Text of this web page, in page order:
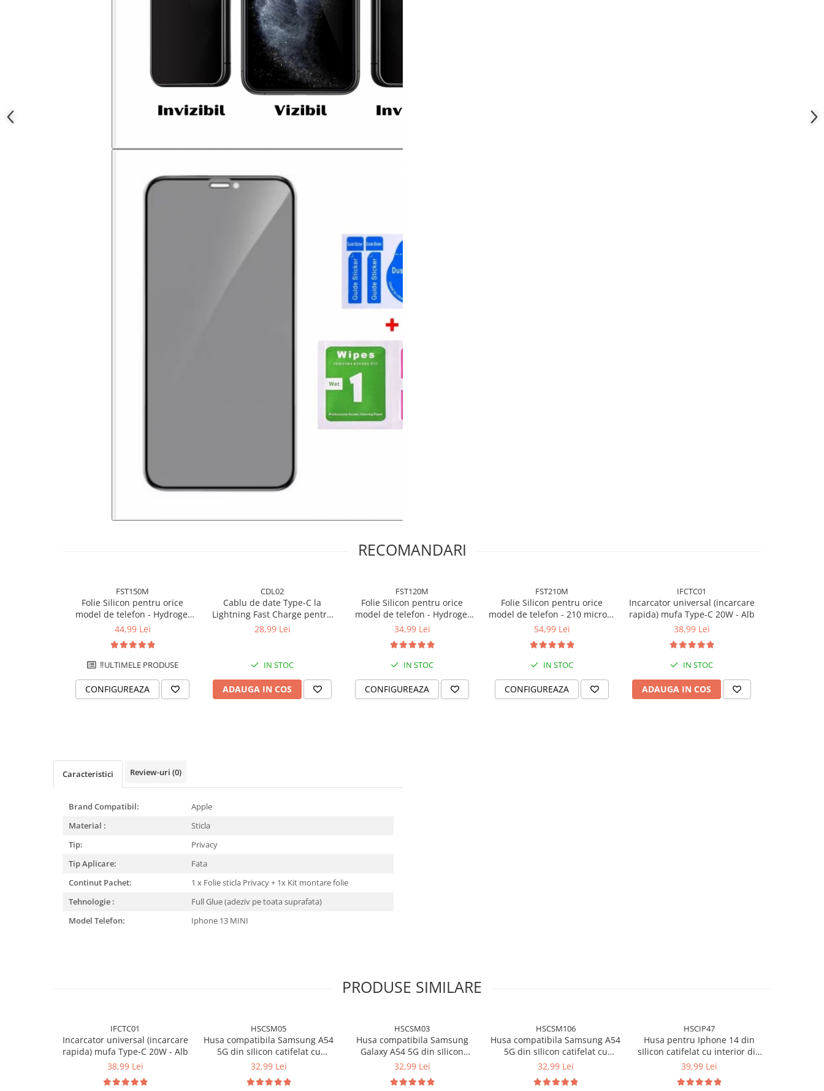
RECOMANDARI
FST150M
Folie Silicon pentru orice
model de telefon - Hydrogel
transparent 150 microni -
44,99 Lei
‼️ULTIMELE PRODUSE
CONFIGUREAZA
CDL02
Cablu de date Type-C la
Lightning Fast Charge pentru
iPhone/iPad - 1 metru - Alb
28,99 Lei
IN STOC
ADAUGA IN COS
FST120M
Folie Silicon pentru orice
model de telefon - Hydrogel
transparent 120 microni -
34,99 Lei
IN STOC
CONFIGUREAZA
FST210M
Folie Silicon pentru orice
model de telefon - 210 microni
- Premium Plus
54,99 Lei
IN STOC
CONFIGUREAZA
IFCTC01
Incarcator universal (incarcare
rapida) mufa Type-C 20W - Alb
38,99 Lei
IN STOC
ADAUGA IN COS
Caracteristici Review-uri (0)
Brand Compatibil:
Apple
Material :
Sticla
Tip:
Privacy
Tip Aplicare:
Fata
Continut Pachet:
1 x Folie sticla Privacy + 1x Kit montare folie
Tehnologie :
Full Glue (adeziv pe toata suprafata)
Model Telefon:
Iphone 13 MINI
PRODUSE SIMILARE
IFCTC01
Incarcator universal (incarcare
rapida) mufa Type-C 20W - Alb
38,99 Lei
HSCSM05
Husa compatibila Samsung A54
5G din sIlicon catifelat cu
interior din microfibra si
inchis
32,99 Lei
HSCSM03
Husa compatibila Samsung
Galaxy A54 5G din sIlicon
catifelat cu interior din
camere - Negru
32,99 Lei
HSCSM106
Husa compatibila Samsung A54
5G din sIlicon catifelat cu
interior din microfibra si
32,99 Lei
HSCIP47
Husa pentru Iphone 14 din
sIlicon catifelat cu interior din
microfibra si protectie la
39,99 Lei